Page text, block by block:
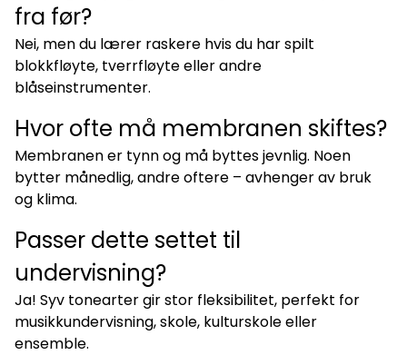
fra før?
Nei, men du lærer raskere hvis du har spilt
blokkfløyte, tverrfløyte eller andre
blåseinstrumenter.
Hvor ofte må membranen skiftes?
Membranen er tynn og må byttes jevnlig. Noen
bytter månedlig, andre oftere – avhenger av bruk
og klima.
Passer dette settet til
undervisning?
Ja! Syv tonearter gir stor fleksibilitet, perfekt for
musikkundervisning, skole, kulturskole eller
ensemble.